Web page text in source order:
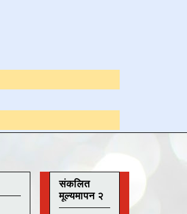
संकलित
मूल्यमापन २